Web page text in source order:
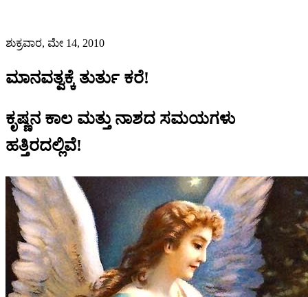
ಶುಕ್ರವಾರ, ಮೇ 14, 2010
ಮಾನವತ್ವಕ್ಕೆ ತುರ್ತು ಕರೆ!
ಕೃಷ್ಣನ ಕಾಲ ಮತ್ತು ನಾಶದ ಸಮಯಗಳು
ಹತ್ತಿರದಲ್ಲಿವೆ!